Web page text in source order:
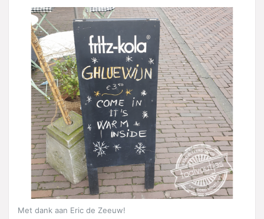
Met dank aan Eric de Zeeuw!